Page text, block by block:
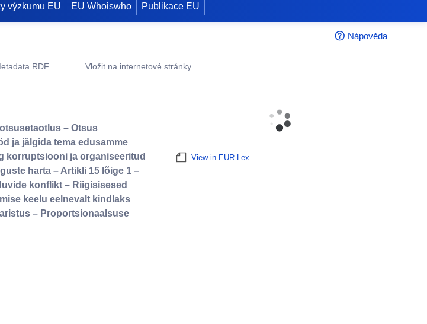
výzkumu EU EU Whoiswho Publikace EU
Nápověda
RDF
Vložit na internetové stránky
– Otsus
ja jälgida tema edusamme
korruptsiooni ja organiseeritud
harta – Artikli 15 lõige 1 –
konflikt – Riigisisesed
keelu eelnevalt kindlaks
– Proportsionaalsuse
View in EUR-Lex